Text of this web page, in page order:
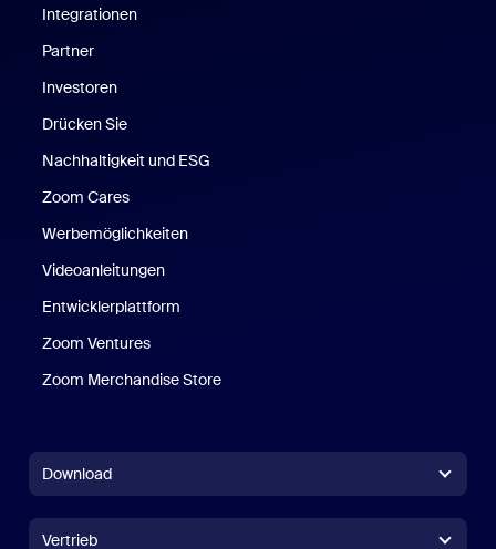
Integrationen
Partner
Investoren
Drücken Sie
Nachhaltigkeit und ESG
Zoom Cares
Werbemöglichkeiten
Videoanleitungen
Entwicklerplattform
Zoom Ventures
Zoom Merchandise Store
Download
Vertrieb